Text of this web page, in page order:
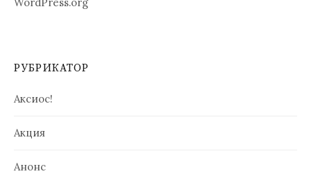
РУБРИКАТОР
Аксиос!
Акция
Анонс